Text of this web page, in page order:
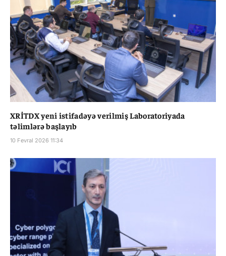
XRİTDX yeni istifadəyə verilmiş Laboratoriyada
təlimlərə başlayıb
10 Fevral 2026 11:34